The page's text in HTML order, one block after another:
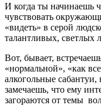
И когда ты начинаешь
чувствовать
«видеть» в серой
талантливых, светлых
Вот, бывает,
«нормальной», «как
алкогольные
замечаешь, что ему
загораются от темы